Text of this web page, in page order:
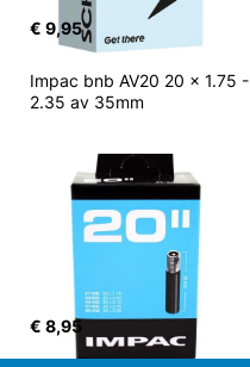
€ 9,95
Impac bnb AV20 20 x 1.75 -
2.35 av 35mm
€ 8,95